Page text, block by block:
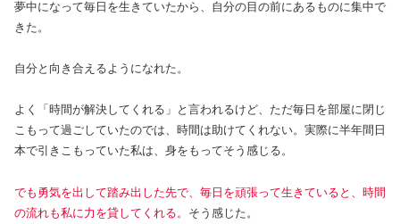
夢中になって毎日を生きていたから、自分の目の前にあるものに集中で
きた。
自分と向き合えるようになれた。
よく「時間が解決してくれる」と言われるけど、ただ毎日を部屋に閉じ
こもって過ごしていたのでは、時間は助けてくれない。実際に半年間日
本で引きこもっていた私は、身をもってそう感じる。
でも勇気を出して踏み出した先で、毎日を頑張って生きていると、時間
の流れも私に力を貸してくれる。 そう感じた。